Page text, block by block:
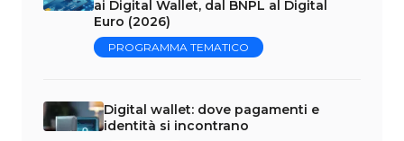
ai Digital Wallet, dal BNPL al Digital
Euro (2026)
PROGRAMMA TEMATICO
Digital wallet: dove pagamenti e
identità si incontrano